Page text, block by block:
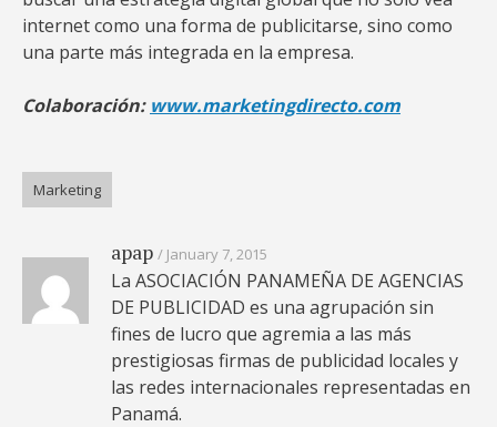
internet como una forma de publicitarse, sino como
una parte más integrada en la empresa.
Colaboración: www.marketingdirecto.com
Marketing
apap January 7, 2015
La ASOCIACIÓN PANAMEÑA DE AGENCIAS
DE PUBLICIDAD es una agrupación sin
fines de lucro que agremia a las más
prestigiosas firmas de publicidad locales y
las redes internacionales representadas en
Panamá.